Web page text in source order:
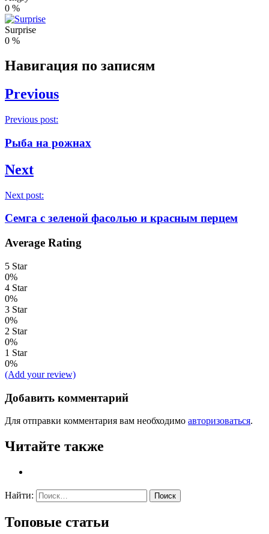
0 %
Surprise
0 %
Навигация по записям
Previous
Previous post:
Рыба на рожнах
Next
Next post:
Семга с зеленой фасолью и красным перцем
Average Rating
5 Star
0%
4 Star
0%
3 Star
0%
2 Star
0%
1 Star
0%
(Add your review)
Добавить комментарий
Для отправки комментария вам необходимо авторизоваться.
Читайте также
Найти:
Топовые статьи